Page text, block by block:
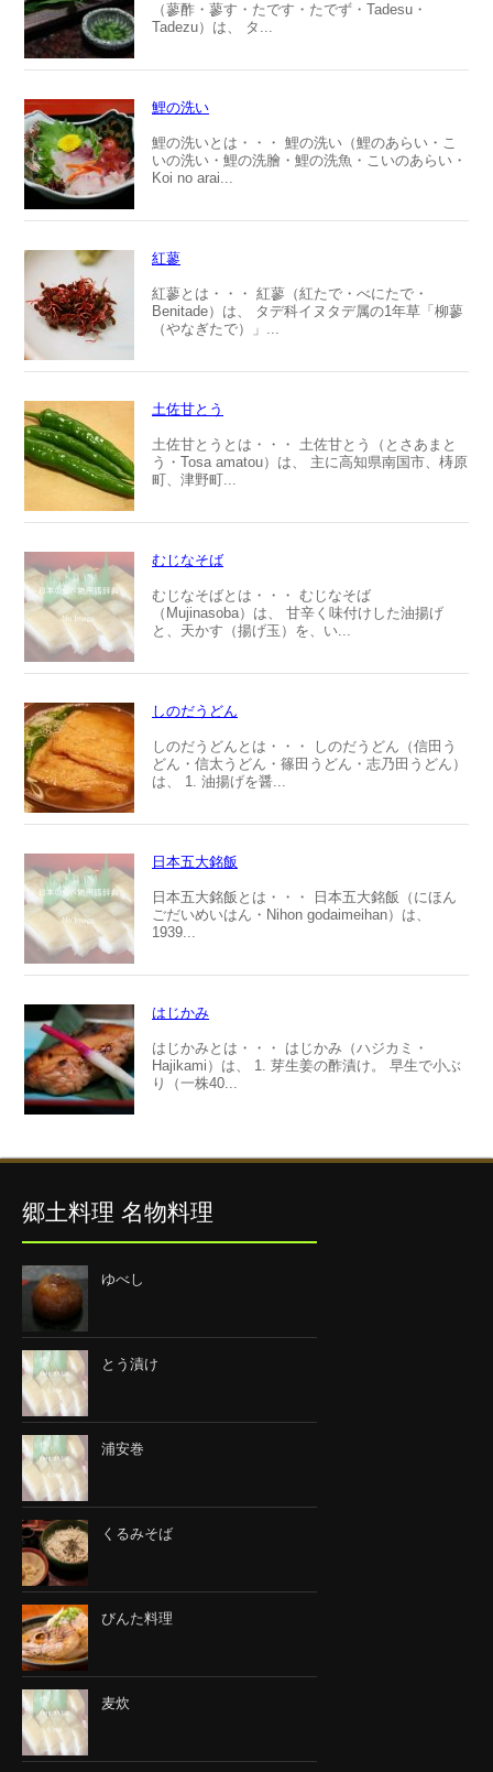
（蓼酢・蓼す・たです・たでず・Tadesu・
Tadezu）は、 タ...
鯉の洗い
鯉の洗いとは・・・ 鯉の洗い（鯉のあらい・こ
いの洗い・鯉の洗膾・鯉の洗魚・こいのあらい・
Koi no arai...
紅蓼
紅蓼とは・・・ 紅蓼（紅たで・べにたで・
Benitade）は、 タデ科イヌタデ属の1年草「柳蓼
（やなぎたで）」...
土佐甘とう
土佐甘とうとは・・・ 土佐甘とう（とさあまと
う・Tosa amatou）は、 主に高知県南国市、梼原
町、津野町...
むじなそば
むじなそばとは・・・ むじなそば
（Mujinasoba）は、 甘辛く味付けした油揚げ
と、天かす（揚げ玉）を、い...
しのだうどん
しのだうどんとは・・・ しのだうどん（信田う
どん・信太うどん・篠田うどん・志乃田うどん）
は、 1. 油揚げを醤...
日本五大銘飯
日本五大銘飯とは・・・ 日本五大銘飯（にほん
ごだいめいはん・Nihon godaimeihan）は、
1939...
はじかみ
はじかみとは・・・ はじかみ（ハジカミ・
Hajikami）は、 1. 芽生姜の酢漬け。 早生で小ぶ
り（一株40...
郷土料理 名物料理
ゆべし
とう漬け
浦安巻
くるみそば
びんた料理
麦炊